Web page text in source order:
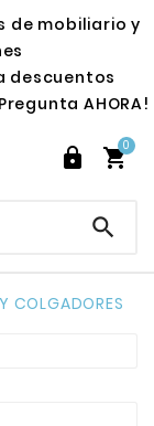
de mobiliario y
descuentos
AHORA!
 
0

COLGADORES